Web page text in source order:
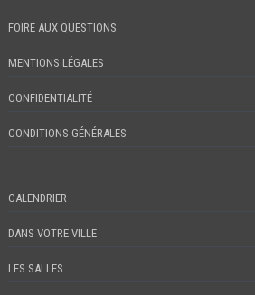
FOIRE AUX QUESTIONS
MENTIONS LÉGALES
CONFIDENTIALITÉ
CONDITIONS GÉNÉRALES
CALENDRIER
DANS VOTRE VILLE
LES SALLES